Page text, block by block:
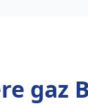
gaz